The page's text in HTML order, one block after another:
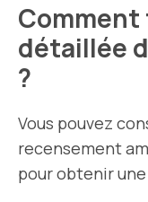
détaillée
?
Vous pouvez
recensement
pour obtenir